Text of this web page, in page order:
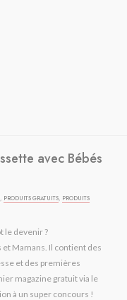
avec Bébés
, PRODUITS GRATUITS, PRODUITS
le devenir ?
Mamans. Il contient des
et des premières
magazine gratuit via le
à un super concours !